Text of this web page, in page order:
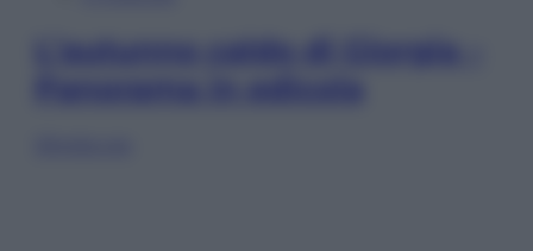
L’autunno caldo di Giorgia –